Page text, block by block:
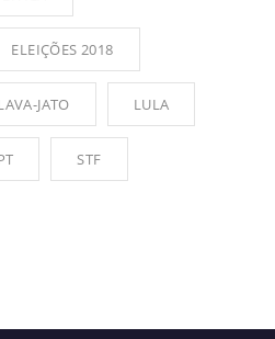
ELEIÇÕES 2018
JATO LULA
STF